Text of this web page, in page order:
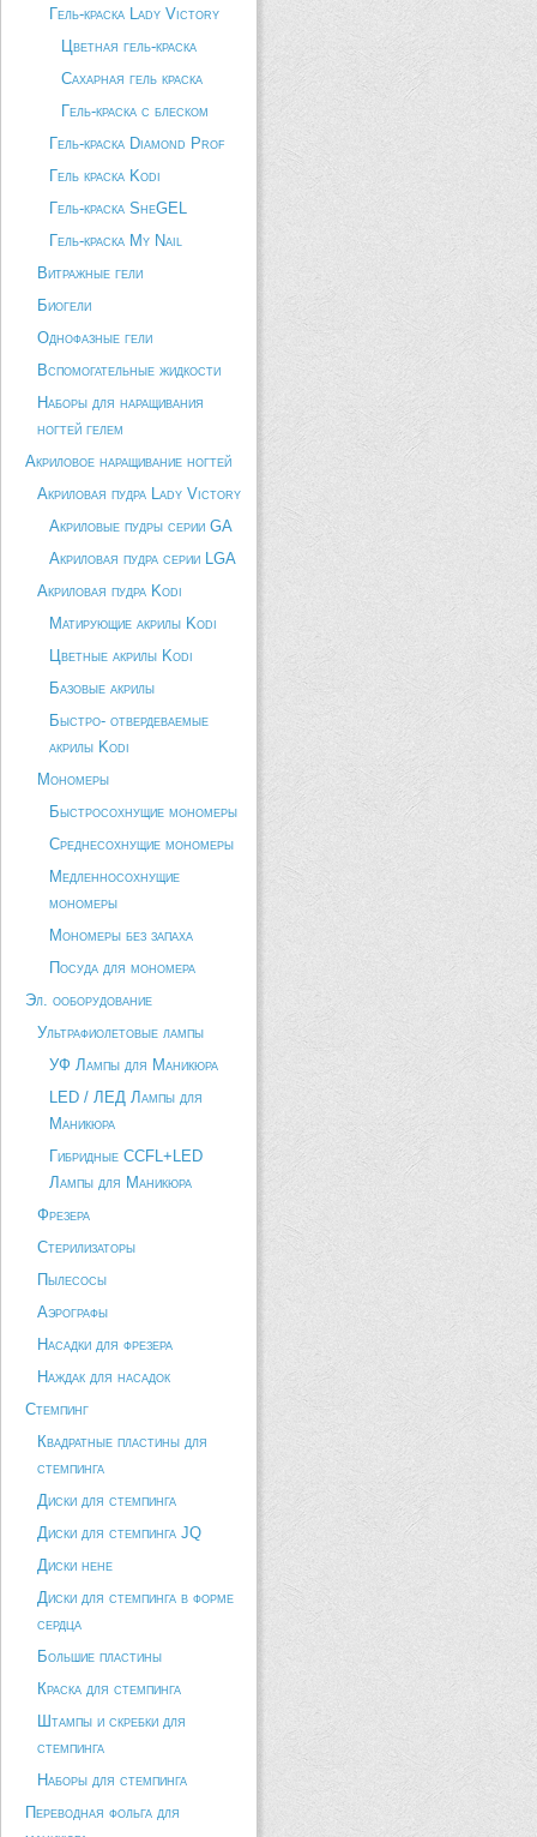
Гель-краска Lady Victory
Цветная гель-краска
Сахарная гель краска
Гель-краска с блеском
Гель-краска Diamond Prof
Гель краска Kodi
Гель-краска SheGEL
Гель-краска My Nail
Витражные гели
Биогели
Однофазные гели
Вспомогательные жидкости
Наборы для наращивания
ногтей гелем
Акриловое наращивание ногтей
Акриловая пудра Lady Victory
Акриловые пудры серии GA
Акриловая пудра серии LGA
Акриловая пудра Kodi
Матирующие акрилы Kodi
Цветные акрилы Kodi
Базовые акрилы
Быстро- отвердеваемые
акрилы Kodi
Мономеры
Быстросохнущие мономеры
Среднесохнущие мономеры
Медленносохнущие
мономеры
Мономеры без запаха
Посуда для мономера
Эл. ооборудование
Ультрафиолетовые лампы
УФ Лампы для Маникюра
LED / ЛЕД Лампы для
Маникюра
Гибридные CCFL+LED
Лампы для Маникюра
Фрезера
Стерилизаторы
Пылесосы
Аэрографы
Насадки для фрезера
Наждак для насадок
Стемпинг
Квадратные пластины для
стемпинга
Диски для стемпинга
Диски для стемпинга JQ
Диски hehe
Диски для стемпинга в форме
сердца
Большие пластины
Краска для стемпинга
Штампы и скребки для
стемпинга
Наборы для стемпинга
Переводная фольга для